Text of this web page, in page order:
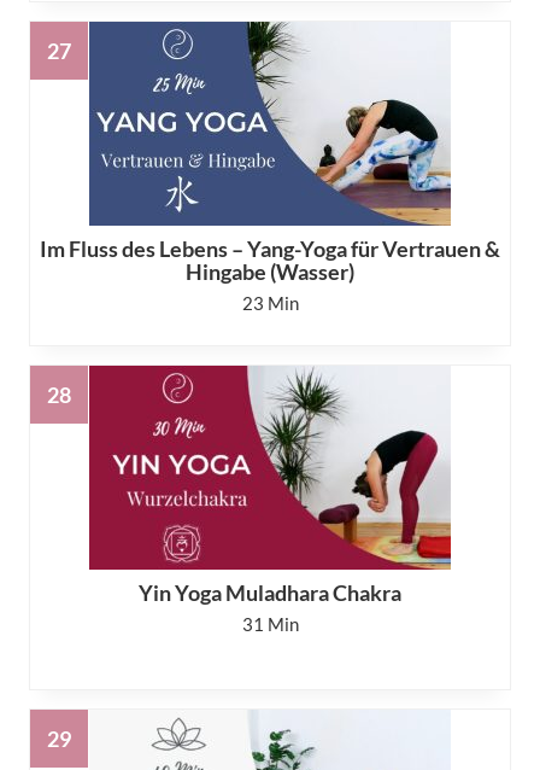
Im Fluss des Lebens – Yang-Yoga für Vertrauen &
Hingabe (Wasser)
23
Yin Yoga Muladhara Chakra
31